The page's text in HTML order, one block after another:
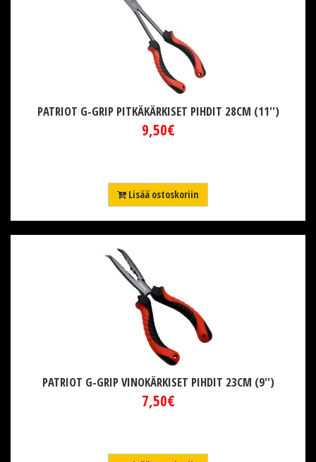
PATRIOT G-GRIP PITKÄKÄRKISET PIHDIT 28CM (11'')
9,50€
Lisää ostoskoriin
PATRIOT G-GRIP VINOKÄRKISET PIHDIT 23CM (9'')
7,50€